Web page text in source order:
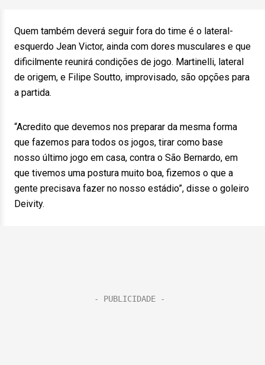
Quem também deverá seguir fora do time é o lateral-
esquerdo Jean Victor, ainda com dores musculares e que
dificilmente reunirá condições de jogo. Martinelli, lateral
de origem, e Filipe Soutto, improvisado, são opções para
a partida.
“Acredito que devemos nos preparar da mesma forma
que fazemos para todos os jogos, tirar como base
nosso último jogo em casa, contra o São Bernardo, em
que tivemos uma postura muito boa, fizemos o que a
gente precisava fazer no nosso estádio”, disse o goleiro
Deivity.